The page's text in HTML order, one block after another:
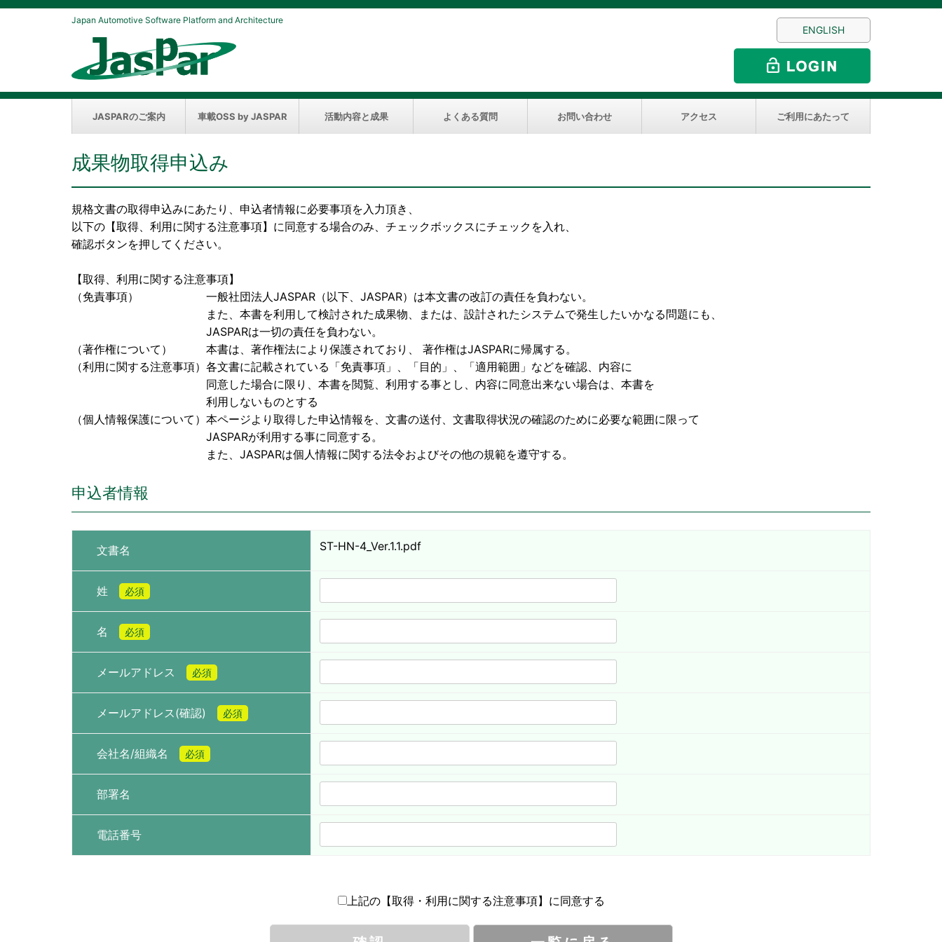
Japan Automotive Software Platform and Architecture
ENGLISH
JASPARのご案内 車載OSS by JASPAR 活動内容と成果 よくある質問 お問い合わせ アクセス ご利用にあたって
成果物取得申込み
規格文書の取得申込みにあたり、申込者情報に必要事項を入力頂き、
以下の【取得、利用に関する注意事項】に同意する場合のみ、チェックボックスにチェックを入れ、
確認ボタンを押してください。
【取得、利用に関する注意事項】
（免責事項） 一般社団法人JASPAR（以下、JASPAR）は本文書の改訂の責任を負わない。
また、本書を利用して検討された成果物、または、設計されたシステムで発生したいかなる問題にも、
JASPARは一切の責任を負わない。
（著作権について） 本書は、著作権法により保護されており、 著作権はJASPARに帰属する。
（利用に関する注意事項）各文書に記載されている「免責事項」、「目的」、「適用範囲」などを確認、内容に
同意した場合に限り、本書を閲覧、利用する事とし、内容に同意出来ない場合は、本書を
利用しないものとする
（個人情報保護について）本ページより取得した申込情報を、文書の送付、文書取得状況の確認のために必要な範囲に限って
JASPARが利用する事に同意する。
また、JASPARは個人情報に関する法令およびその他の規範を遵守する。
申込者情報
文書名 ST-HN-4_Ver.1.1.pdf
姓 必須
名 必須
メールアドレス 必須
メールアドレス(確認) 必須
会社名/組織名 必須
部署名
電話番号
上記の【取得・利用に関する注意事項】に同意する